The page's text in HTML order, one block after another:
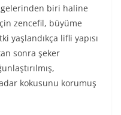
biri haline
zencefil, büyüme
yaşlandıkça lifli yapısı
sonra şeker
kokusunu korumuş